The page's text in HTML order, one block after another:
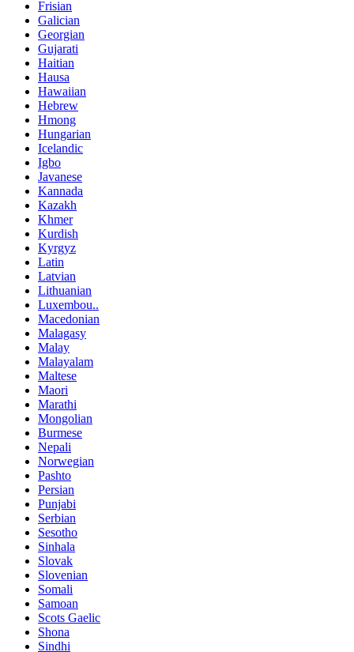
Frisian
Galician
Georgian
Gujarati
Haitian
Hausa
Hawaiian
Hebrew
Hmong
Hungarian
Icelandic
Igbo
Javanese
Kannada
Kazakh
Khmer
Kurdish
Kyrgyz
Latin
Latvian
Lithuanian
Luxembou..
Macedonian
Malagasy
Malay
Malayalam
Maltese
Maori
Marathi
Mongolian
Burmese
Nepali
Norwegian
Pashto
Persian
Punjabi
Serbian
Sesotho
Sinhala
Slovak
Slovenian
Somali
Samoan
Scots Gaelic
Shona
Sindhi